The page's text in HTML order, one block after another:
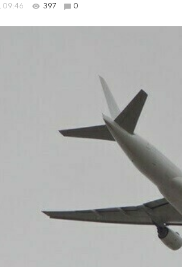
09:46 397 0